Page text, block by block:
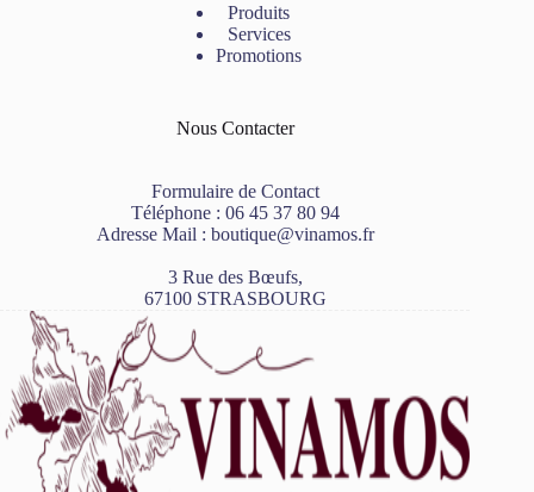
Produits
Services
Promotions
Nous Contacter
Formulaire de Contact
Téléphone : 06 45 37 80 94
Adresse Mail : boutique@vinamos.fr
3 Rue des Bœufs,
67100 STRASBOURG